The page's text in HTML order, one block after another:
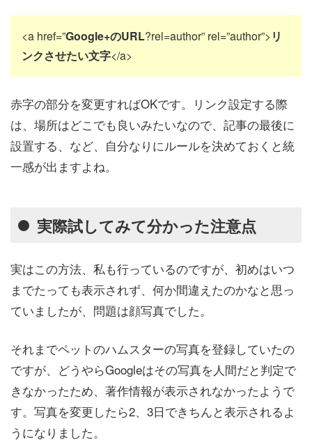
<a href=”Google+のURL?rel=author” rel=”author”> リ
ンクさせたい文字</a>
赤字の部分を変更すればOKです。リンク設定する際
は、場所はどこでも良いみたいなので、記事の最後に
設置する、など、自分なりにルールを決めておくと統
一感が出ますよね。
実際試してみて分かった注意点
実はこの方法、私も行っているのですが、初めはいつ
までたっても表示されず、何か間違えたのかなと思っ
ていましたが、問題は顔写真でした。
それまでペットのハムスターの写真を登録していたの
ですが、どうやらGoogleはその写真を人間だと判定で
きなかったため、著作情報が表示されなかったようで
す。写真を変更したら2、3日できちんと表示されるよ
うになりました。